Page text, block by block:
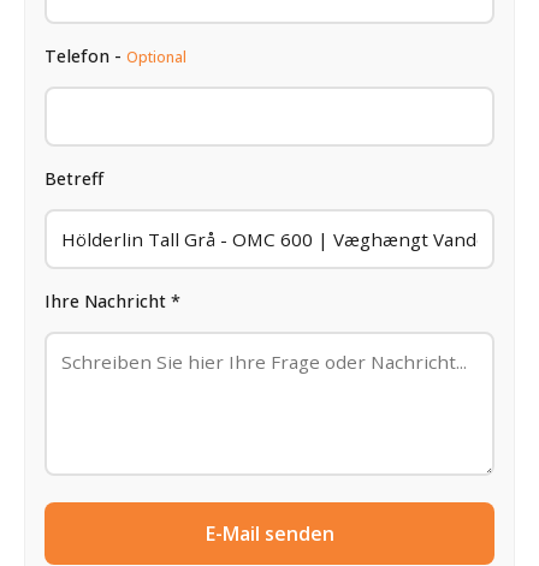
Telefon - Optional
Betreff
Ihre Nachricht *
E-Mail senden